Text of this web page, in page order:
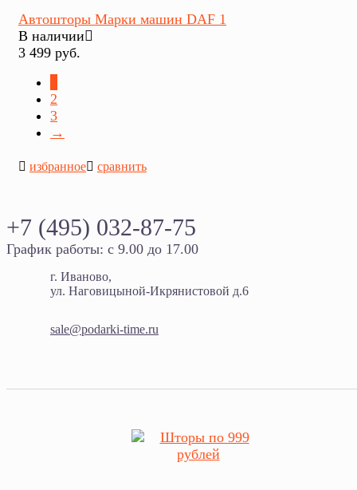
избранное сравнить
Автошторы Марки машин DAF 1
В наличии
3 499 руб.
2
3
→
+7 (495) 032-87-75
График работы: с 9.00 до 17.00
г. Иваново,
ул. Наговицыной-Икрянистовой д.6
sale@podarki-time.ru